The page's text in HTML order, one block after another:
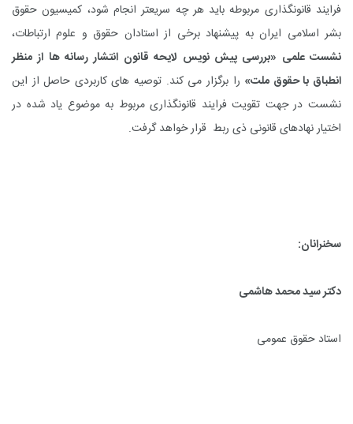
فرایند قانونگذاری مربوطه باید هر چه سریعتر انجام شود، کمیسیون حقوق
بشر اسلامی ایران به پیشنهاد برخی از استادان حقوق و علوم ارتباطات،
نشست علمی «بررسی پیش نویس لایحه قانون انتشار رسانه ها از منظر
انطباق با حقوق ملت» را برگزار می کند. توصیه های کاربردی حاصل از این
نشست در جهت تقویت فرایند قانونگذاری مربوط به موضوع یاد شده در
اختیار نهادهای قانونی ذی ربط قرار خواهد گرفت.
سخنرانان:
دکتر سید محمد هاشمی
استاد حقوق عمومی